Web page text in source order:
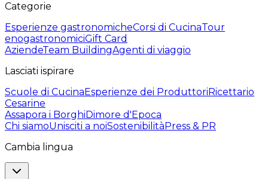
Categorie
Esperienze gastronomicheCorsi di CucinaTour
enogastronomiciGift Card
AziendeTeam BuildingAgenti di viaggio
Lasciati ispirare
Scuole di CucinaEsperienze dei ProduttoriRicettario
Cesarine
Assapora i BorghiDimore d'Epoca
Chi siamoUnisciti a noiSostenibilitàPress & PR
Cambia lingua